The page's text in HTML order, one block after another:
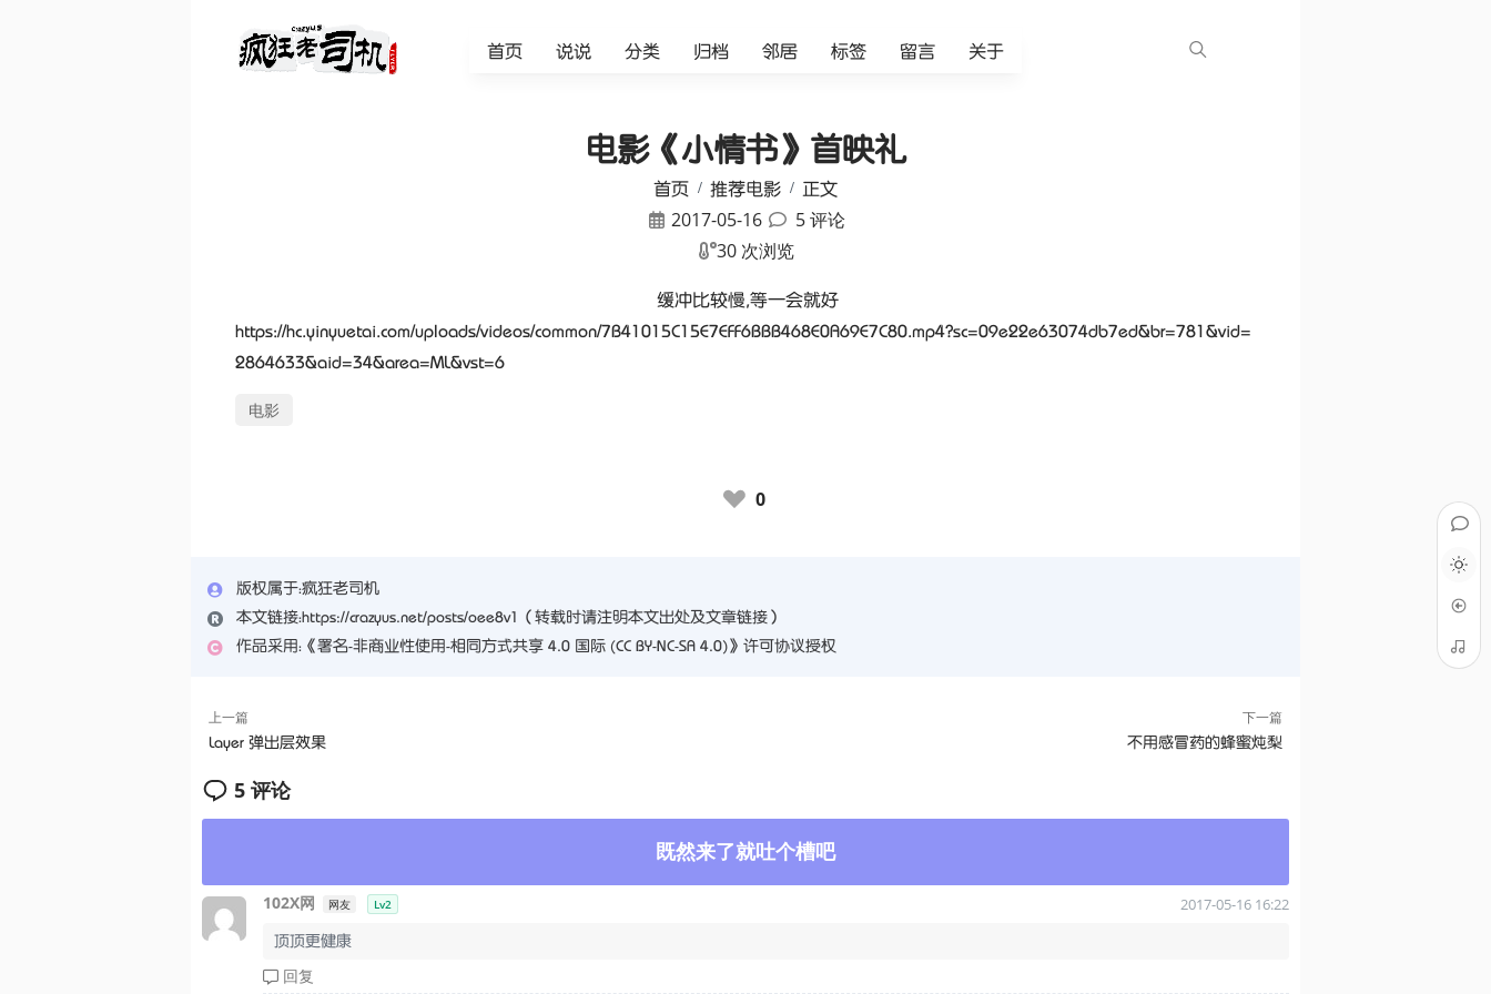
首页 说说 分类 归档 邻居 标签 留言 关于
电影《小情书》首映礼
首页 推荐电影 正文
2017-05-16
5 评论
30 次浏览
缓冲比较慢,等一会就好
https://hc.yinyuetai.com/uploads/videos/common/7B41015C15E7EFF6BBB468E0A69E7C80.mp4?sc=09e22e63074db7ed&br=781&vid=
2864633&aid=34&area=ML&vst=6
电影
♥ 0
版权属于：疯狂老司机
本文链接：https://crazyus.net/posts/oee8v1
（转载时请注明本文出处及文章链接）
作品采用： 《 署名-非商业性使用-相同方式共享 4.0 国际 (CC BY-NC-SA 4.0) 》许可协议授权
上一篇
Layer 弹出层效果
下一篇
不用感冒药的蜂蜜炖梨
5 评论
既然来了就吐个槽吧
102X网 网友 Lv2 2017-05-16 16:22
顶顶更健康
回复